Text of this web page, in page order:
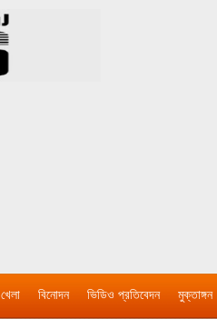
খেলা বিনোদন ভিডিও প্রতিবেদন মুক্তাঙ্গন